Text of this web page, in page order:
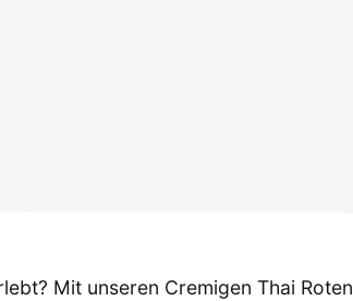
Mit unseren Cremigen Thai Roten